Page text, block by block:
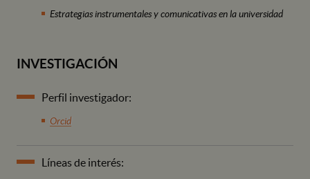
Estrategias instrumentales y comunicativas en la universidad
INVESTIGACIÓN
Perfil investigador:
Orcid
Líneas de interés: